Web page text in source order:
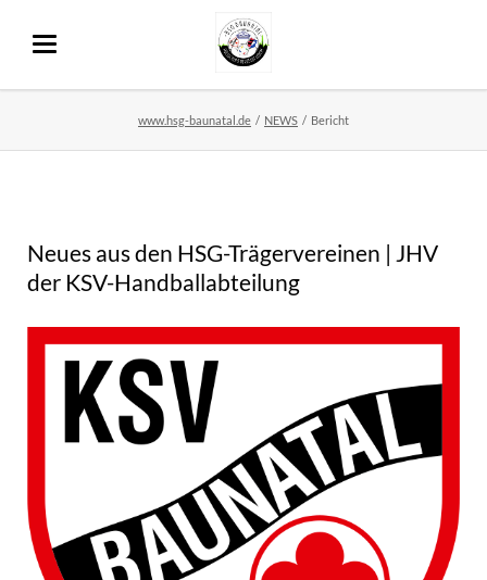
www.hsg-baunatal.de NEWS Bericht
Neues aus den HSG-Trägervereinen | JHV
der KSV-Handballabteilung